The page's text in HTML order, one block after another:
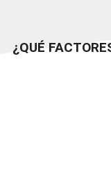
¿QUÉ